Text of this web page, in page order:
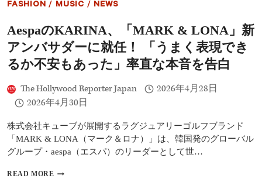
FASHION / MUSIC / NEWS
AespaのKARINA、「MARK & LONA」新
アンバサダーに就任！ 「うまく表現でき
るか不安もあった」率直な本音を告白
The Hollywood Reporter Japan
2026年4月28日
2026年4月30日
株式会社キューブが展開するラグジュアリーゴルフブランド
「MARK & LONA（マーク＆ロナ）」は、韓国発のグローバル
グループ・aespa（エスパ）のリーダーとして世…
READ MORE AESPA